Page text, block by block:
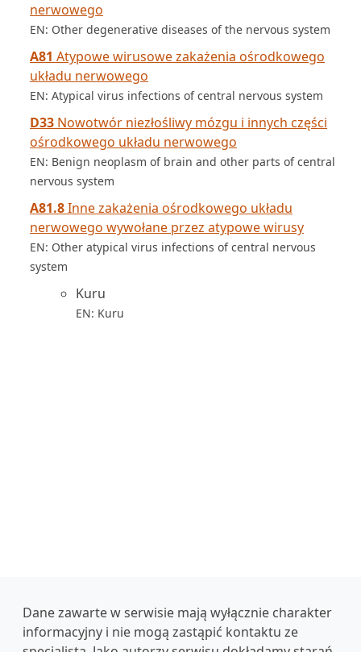
nerwowego
EN: Other degenerative diseases of the nervous system
A81 Atypowe wirusowe zakażenia ośrodkowego
układu nerwowego
EN: Atypical virus infections of central nervous system
D33 Nowotwór niezłośliwy mózgu i innych części
ośrodkowego układu nerwowego
EN: Benign neoplasm of brain and other parts of central
nervous system
A81.8Inne zakażenia ośrodkowego układu
nerwowego wywołane przez atypowe wirusy
EN: Other atypical virus infections of central nervous
system
Kuru
EN: Kuru
Dane zawarte w serwisie mają wyłącznie charakter
informacyjny i nie mogą zastąpić kontaktu ze